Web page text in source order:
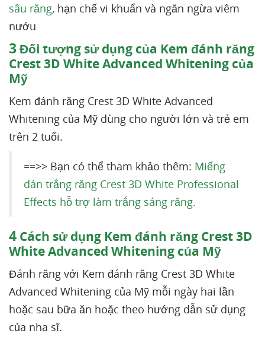
sâu răng, hạn chế vi khuẩn và ngăn ngừa viêm
nướu
3Đối tượng sử dụng của Kem đánh răng
Crest 3D White Advanced Whitening của
Mỹ
Kem đánh răng Crest 3D White Advanced
Whitening của Mỹ dùng cho người lớn và trẻ em
trên 2 tuổi.
==>> Bạn có thể tham khảo thêm: Miếng
dán trắng răng Crest 3D White Professional
Effects hỗ trợ làm trắng sáng răng.
4 Cách sử dụng Kem đánh răng Crest 3D
White Advanced Whitening của Mỹ
Đánh răng với Kem đánh răng Crest 3D White
Advanced Whitening của Mỹ mỗi ngày hai lần
hoặc sau bữa ăn hoặc theo hướng dẫn sử dụng
của nha sĩ.